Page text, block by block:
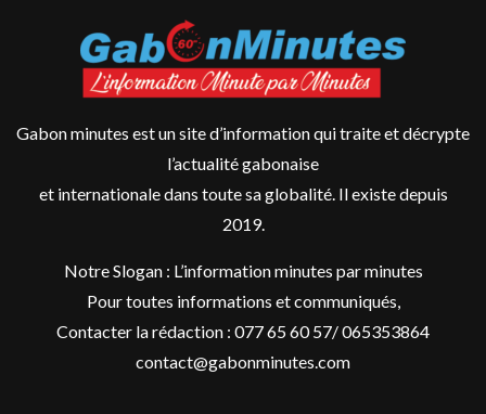
Gabon minutes est un site d’information qui traite et décrypte
l’actualité gabonaise
et internationale dans toute sa globalité. Il existe depuis
2019.
Notre Slogan : L’information minutes par minutes
Pour toutes informations et communiqués,
Contacter la rédaction : 077 65 60 57/ 065353864
contact@gabonminutes.com